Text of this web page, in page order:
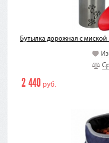
Бутылка дорожная с миской
2 440 руб.